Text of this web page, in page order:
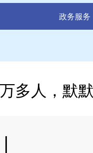
政务服务
多人，默